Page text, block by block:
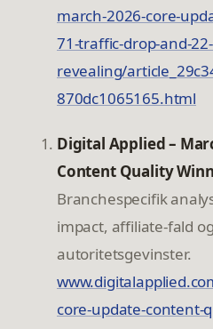
march-2026-core-
71-traffic-drop-and-
revealing/
870dc1065165.html
Digital Applied –
Content Quality
Branchespecifik
impact, affiliate-fald
autoritetsgevinster.
core-update-content-